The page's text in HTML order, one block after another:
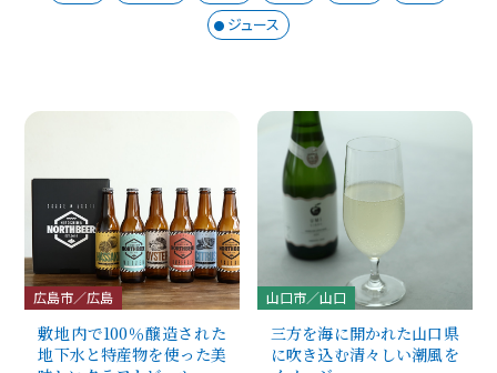
ジュース
広島市／広島
敷地内で100％醸造された
地下水と特産物を使った美
山口市／山口
三方を海に開かれた山口県
に吹き込む清々しい潮風を